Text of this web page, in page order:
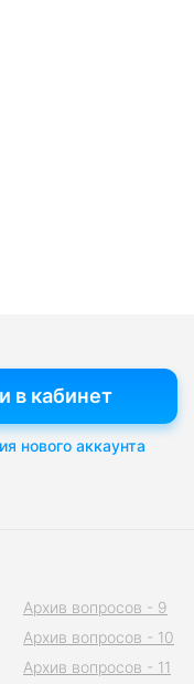
в кабинет
нового аккаунта
Архив вопросов - 9
Архив вопросов - 10
Архив вопросов - 11